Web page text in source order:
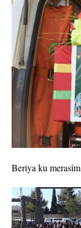
Beriya ku